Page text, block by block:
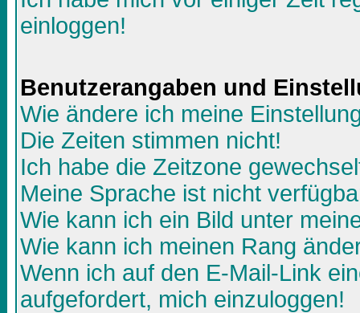
einloggen!
Benutzerangaben und
Wie ändere ich meine
Die Zeiten stimmen nicht!
Ich habe die Zeitzone
Meine Sprache ist nicht
Wie kann ich ein Bild unter
Wie kann ich meinen Rang
Wenn ich auf den E-Mail-Link
aufgefordert, mich einzuloggen!